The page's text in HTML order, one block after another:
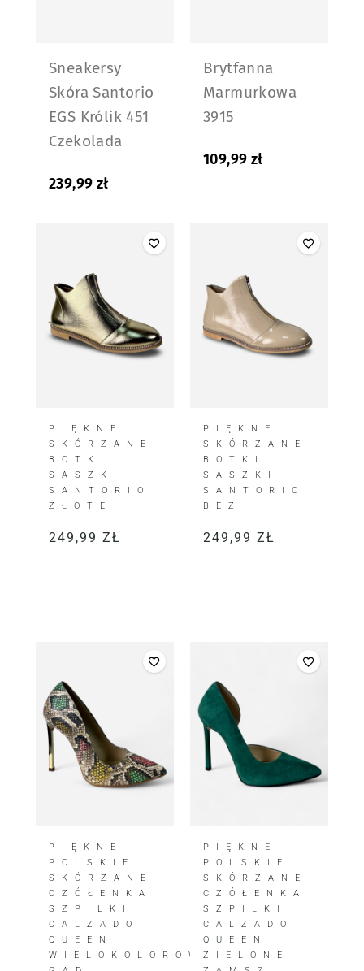
Sneakersy
Skóra Santorio
EGS Królik 451
Czekolada
239,99 zł
Brytfanna
Marmurkowa
3915
109,99 zł
PIĘKNE
SKÓRZANE
BOTKI
SASZKI
SANTORIO
ZŁOTE
249,99 ZŁ
PIĘKNE
SKÓRZANE
BOTKI
SASZKI
SANTORIO
BEŻ
249,99 ZŁ
PIĘKNE
POLSKIE
SKÓRZANE
CZÓŁENKA
SZPILKI
CALZADO
QUEEN
WIELOKOLOROWE
PIĘKNE
POLSKIE
SKÓRZANE
CZÓŁENKA
SZPILKI
CALZADO
QUEEN
ZIELONE